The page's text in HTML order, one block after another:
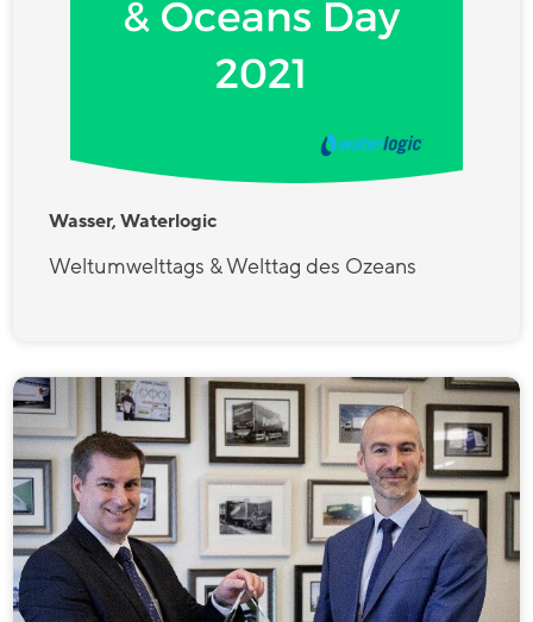
Wasser, Waterlogic
Weltumwelttags & Welttag des Ozeans